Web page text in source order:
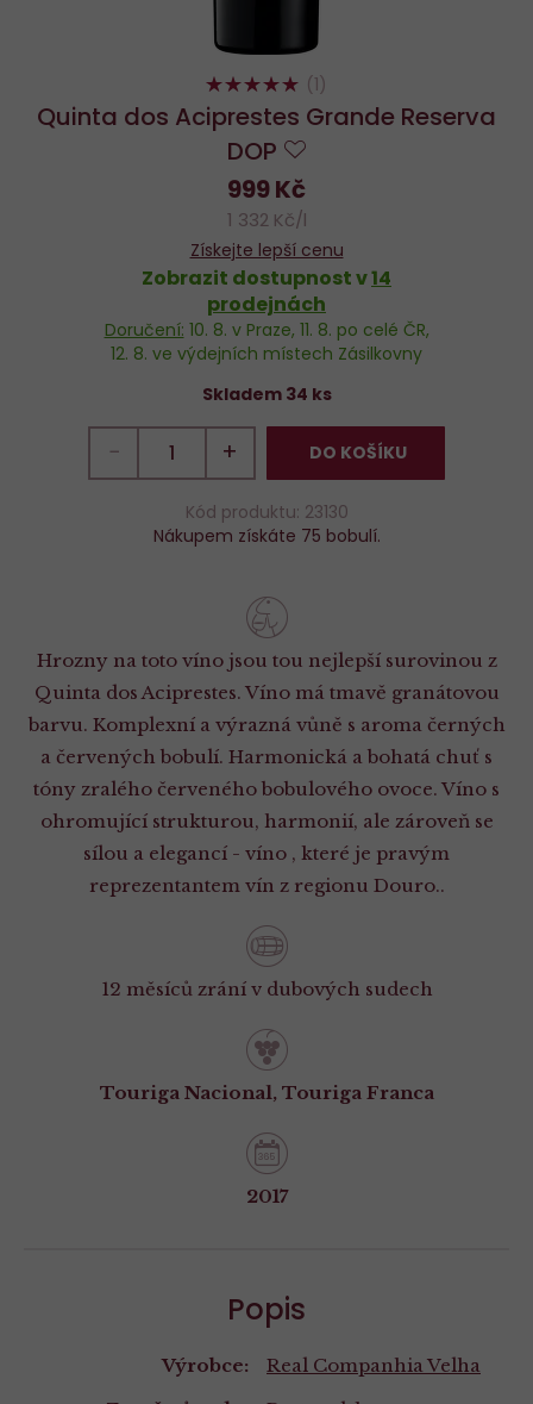
Quinta dos Aciprestes Grande Reserva
DOP
100% (1)
Hrozny na toto víno jsou tou nejlepší surovinou z
Quinta dos Aciprestes. Víno má tmavě granátovou
barvu. Komplexní a výrazná vůně s aroma černých
a červených bobulí. Harmonická a bohatá chuť s
tóny zralého červeného bobulového ovoce. Víno s
ohromující strukturou, harmonií, ale zároveň se
sílou a elegancí - víno , které je pravým
reprezentantem vín z regionu Douro..
12 měsíců zrání v dubových sudech
Touriga Nacional, Touriga Franca
2017
999 Kč
1 332 Kč/l
Získejte lepší cenu
Zobrazit dostupnost v14
prodejnách
Doručení: 10. 8. v Praze, 11. 8. po celé ČR,
12. 8. ve výdejních místech Zásilkovny
Skladem 34 ks
− + DO KOŠÍKU
Kód produktu: 23130
Nákupem získáte 75 bobulí.
Popis
Výrobce:
Real Companhia Velha